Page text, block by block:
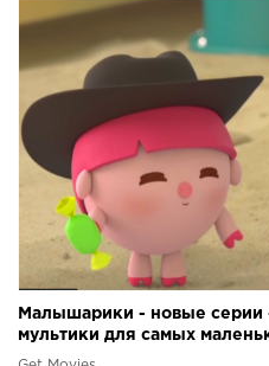
Малышарики - новые серии
мультики для самых